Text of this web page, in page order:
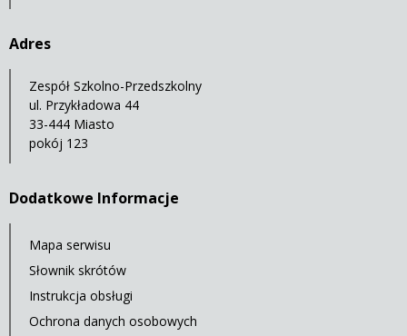
Adres
Zespół Szkolno-Przedszkolny
ul. Przykładowa 44
33-444 Miasto
pokój 123
Dodatkowe Informacje
Mapa serwisu
Słownik skrótów
Instrukcja obsługi
Ochrona danych osobowych